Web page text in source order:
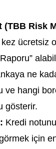
(TBB Risk
ücretsiz
ne
ve hangi
gösterir.
Kredi
için